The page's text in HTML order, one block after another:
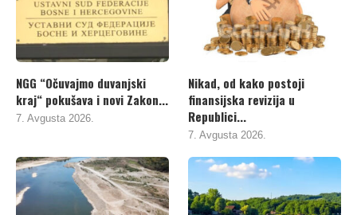
NGG “Očuvajmo duvanjski
kraj“ pokušava i novi Zakon...
7. Avgusta 2026.
Nikad, od kako postoji
finansijska revizija u
Republici...
7. Avgusta 2026.